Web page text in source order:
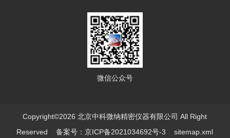
微信公众号
Copyright©2026 北京中科微纳精密仪器有限公司 All Right
Reserved备案号：京ICP备2021034692号-3 sitemap.xml